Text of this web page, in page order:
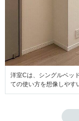
洋室Cは、シングルベッ
ての使い方を想像しやす